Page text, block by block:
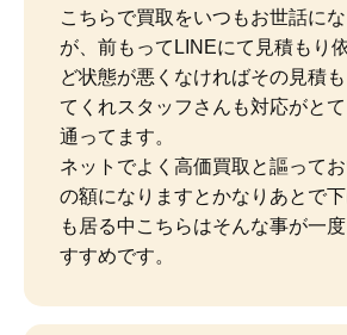
こちらで買取をいつもお世話に
が、前もってLINEにて見積もり
ど状態が悪くなければその見積
てくれスタッフさんも対応がと
通ってます。
ネットでよく高価買取と謳って
の額になりますとかなりあとで
も居る中こちらはそんな事が一
すすめです。